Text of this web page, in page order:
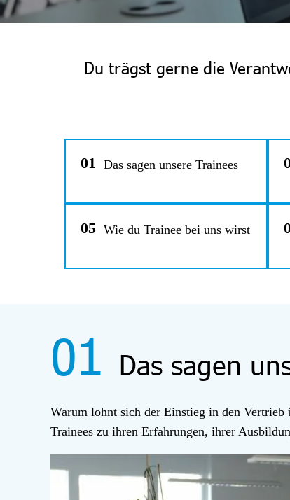
Du trägst gerne die
01 Das sagen unsere Trainees
05 Wie du Trainee bei uns wirst
01 Das sagen
Warum lohnt sich der Einstieg in den Vertrieb
Trainees zu ihren Erfahrungen, ihrer